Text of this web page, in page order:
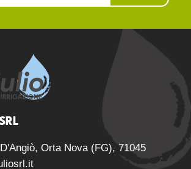
Orta Nova (FG), 71045